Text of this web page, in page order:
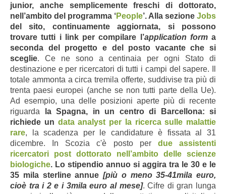
junior, anche semplicemente freschi di dottorato,
nell’ambito del programma ‘People’. Alla sezione Jobs
del sito, continuamente aggiornata, si possono
trovare tutti i link per compilare l’application forma
seconda del progetto e del posto vacante che si
sceglie. Ce ne sono a centinaia per ogni Stato di
destinazione e per ricercatori di tutti i campi del sapere. Il
totale ammonta a circa tremila offerte, suddivise tra più di
trenta paesi europei (anche se non tutti parte della Ue).
Ad esempio, una delle posizioni aperte più di recente
riguarda
la Spagna, in un centro di Barcellona: si
richiede un data analyst per la ricerca sulle malattie
rare, la scadenza per le candidature è fissata al 31
dicembre. In Scozia c'è posto per due assistenti
ricercatori post dottorato nell’ambito delle scienze
biologiche. Lo stipendio annuo si aggira tra le 30 e le
35 mila sterline annue [più o meno 35-41mila euro,
cioè tra i 2 e i 3mila euro al mese]. Cifre di gran lunga